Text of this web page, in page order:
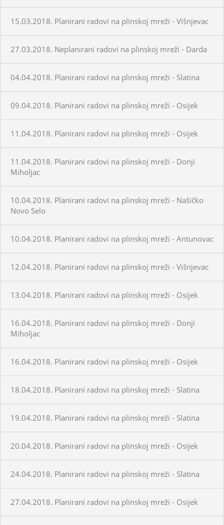
15.03.2018. Planirani radovi na plinskoj mreži - Višnjevac
27.03.2018. Neplanirani radovi na plinskoj mreži - Darda
04.04.2018. Planirani radovi na plinskoj mreži - Slatina
09.04.2018. Planirani radovi na plinskoj mreži - Osijek
11.04.2018. Planirani radovi na plinskoj mreži - Osijek
11.04.2018. Planirani radovi na plinskoj mreži - Donji
Miholjac
10.04.2018. Planirani radovi na plinskoj mreži - Našičko
Novo Selo
10.04.2018. Planirani radovi na plinskoj mreži - Antunovac
12.04.2018. Planirani radovi na plinskoj mreži - Višnjevac
13.04.2018. Planirani radovi na plinskoj mreži - Osijek
16.04.2018. Planirani radovi na plinskoj mreži - Donji
Miholjac
16.04.2018. Planirani radovi na plinskoj mreži - Osijek
18.04.2018. Planirani radovi na plinskoj mreži - Slatina
19.04.2018. Planirani radovi na plinskoj mreži - Slatina
20.04.2018. Planirani radovi na plinskoj mreži - Osijek
24.04.2018. Planirani radovi na plinskoj mreži - Slatina
27.04.2018. Planirani radovi na plinskoj mreži - Osijek